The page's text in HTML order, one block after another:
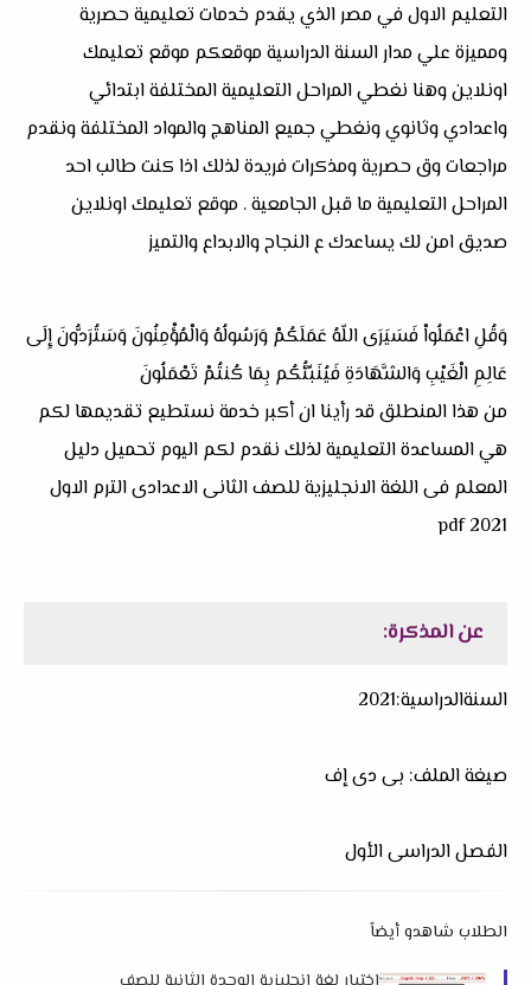
التعليم الاول في مصر الذي يقدم خدمات تعليمية حصرية
ومميزة علي مدار السنة الدراسية موقعكم موقع تعليمك
اونلاين وهنا نغطي المراحل التعليمية المختلفة ابتدائي
واعدادي وثانوي ونغطي جميع المناهج والمواد المختلفة ونقدم
مراجعات وق حصرية ومذكرات فريدة لذلك اذا كنت طالب احد
المراحل التعليمية ما قبل الجامعية . موقع تعليمك اونلاين
صديق امن لك يساعدك ع النجاح والابداع والتميز
وَقُلِ اعْمَلُواْ فَسَيَرَى اللّهُ عَمَلَكُمْ وَرَسُولُهُ وَالْمُؤْمِنُونَ وَسَتُرَدُّونَ إِلَى
عَالِمِ الْغَيْبِ وَالشَّهَادَةِ فَيُنَبِّئُكُم بِمَا كُنتُمْ تَعْمَلُونَ
من هذا المنطلق قد رأينا ان أكبر خدمة نستطيع تقديمها لكم
هي المساعدة التعليمية لذلك نقدم لكم اليوم تحميل دليل
المعلم فى اللغة الانجليزية للصف الثانى الاعدادى الترم الاول
2021 pdf
عن المذكرة:
السنةالدراسية:2021
صيغة الملف: بى دى إف
الفصل الدراسى الأول
الطلاب شاهدو أيضاً